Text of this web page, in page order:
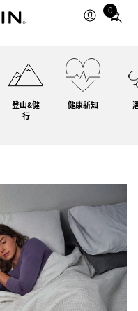
0
Total
登山&健
行
健康新知